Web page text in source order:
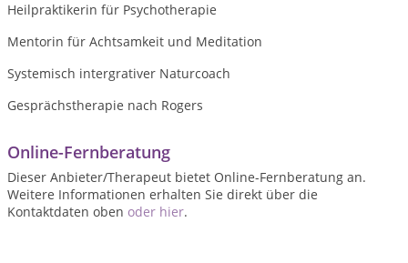
Heilpraktikerin für Psychotherapie
Mentorin für Achtsamkeit und Meditation
Systemisch intergrativer Naturcoach
Gesprächstherapie nach Rogers
Online-Fernberatung
Dieser Anbieter/Therapeut bietet Online-Fernberatung an.
Weitere Informationen erhalten Sie direkt über die
Kontaktdaten oben oder hier.